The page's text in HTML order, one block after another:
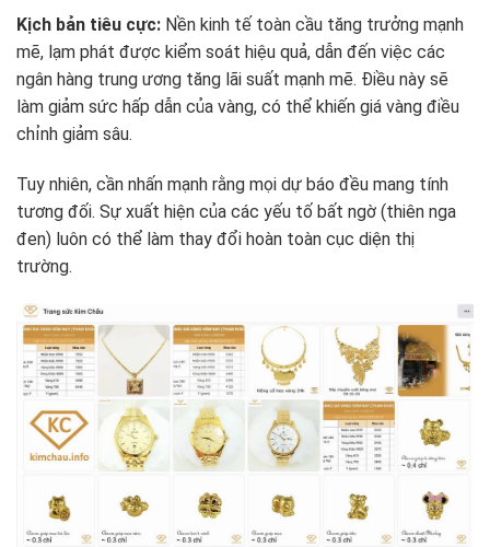
Kịch bản tiêu cực: Nền kinh tế toàn cầu tăng trưởng mạnh
mẽ, lạm phát được kiểm soát hiệu quả, dẫn đến việc các
ngân hàng trung ương tăng lãi suất mạnh mẽ. Điều này sẽ
làm giảm sức hấp dẫn của vàng, có thể khiến giá vàng điều
chỉnh giảm sâu.
Tuy nhiên, cần nhấn mạnh rằng mọi dự báo đều mang tính
tương đối. Sự xuất hiện của các yếu tố bất ngờ (thiên nga
đen) luôn có thể làm thay đổi hoàn toàn cục diện thị
trường.